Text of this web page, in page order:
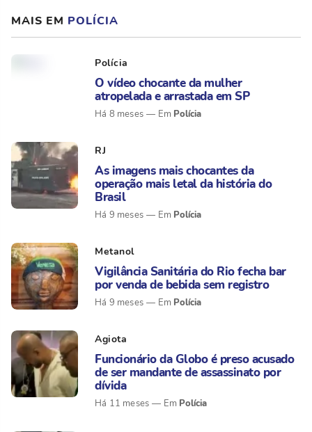
MAIS EM POLÍCIA
Polícia
O vídeo chocante da mulher
atropelada e arrastada em SP
Há 8 meses Polícia
RJ
As imagens mais chocantes da
operação mais letal da história do
Brasil
Há 9 meses Polícia
Metanol
Vigilância Sanitária do Rio fecha bar
por venda de bebida sem registro
Há 9 meses Polícia
Agiota
Funcionário da Globo é preso acusado
de ser mandante de assassinato por
dívida
Há 11 meses Polícia